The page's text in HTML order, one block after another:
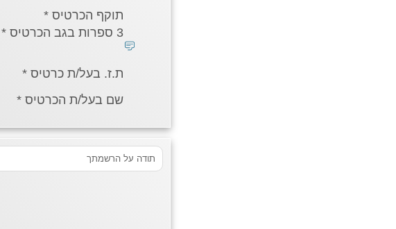
תוקף הכרטיס *
3 ספרות בגב הכרטיס *
ת.ז. בעל/ת כרטיס *
שם בעל/ת הכרטיס *
תודה על הרשמתך